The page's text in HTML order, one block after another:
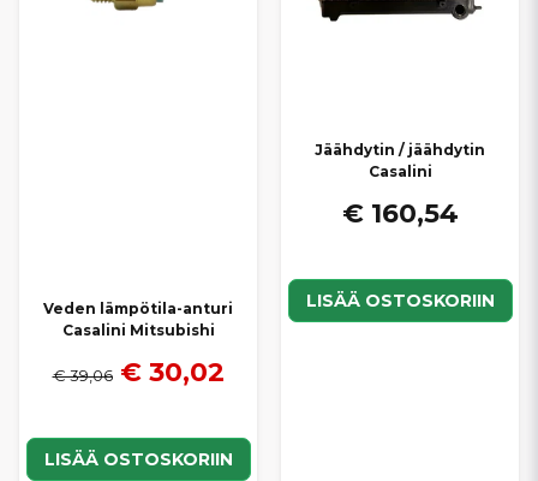
Veden lämpötila-anturi
Casalini Mitsubishi
€ 39,06 € 30,02
LISÄÄ OSTOSKORIIN
Jäähdytin / jäähdytin
Casalini
€ 160,54
LISÄÄ OSTOSKORIIN